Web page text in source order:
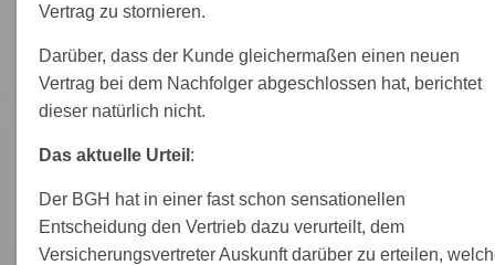
Vertrag zu stornieren.
Darüber, dass der Kunde gleichermaßen einen neuen
Vertrag bei dem Nachfolger abgeschlossen hat, berichtet
dieser natürlich nicht.
Das aktuelle Urteil :
Der BGH hat in einer fast schon sensationellen
Entscheidung den Vertrieb dazu verurteilt, dem
Versicherungsvertreter Auskunft darüber zu erteilen,